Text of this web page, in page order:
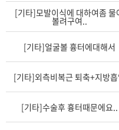
[기타]모발이식에 대하여좀 물
볼려구여..
[기타]얼굴볼 흉터에대해서
[기타]외측비복근 퇴축+지방흡
[기타]수술후 흉터때문에요..